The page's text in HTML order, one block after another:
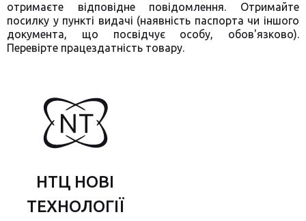
отримаєте відповідне повідомлення. Отримайте
посилку у пункті видачі (наявність паспорта чи іншого
документа, що посвідчує особу, обов'язково).
Перевірте працездатність товару.
НТЦ НОВІ
ТЕХНОЛОГІЇ